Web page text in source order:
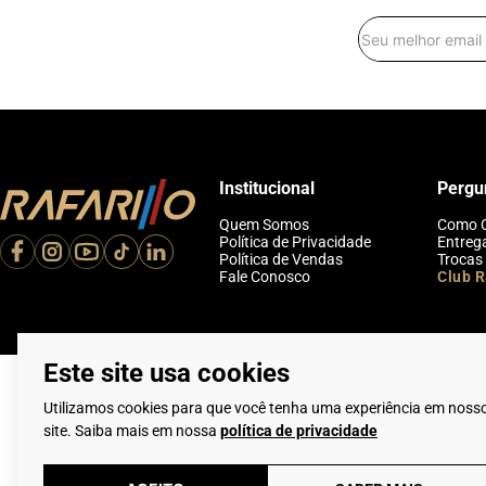
Este site usa cookies
Utilizamos cookies para que você tenha uma experiência em
site. Saiba mais em nossa política de privacidade
Institucional
Quem Somos
Política de Privacidade
Política de Vendas
Fale Conosco
Como
Trocas
Club
Flamarian